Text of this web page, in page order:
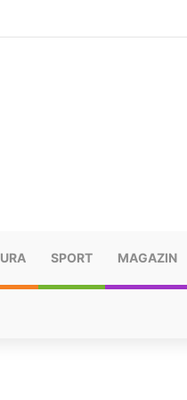
pušaka (FOTO)
SPORT MAGAZIN